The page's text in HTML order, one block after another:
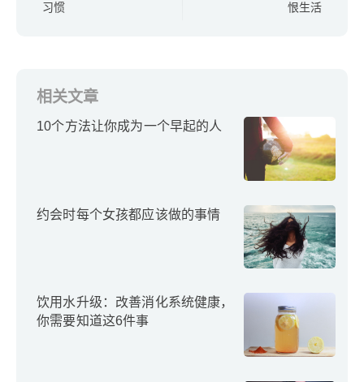
习惯
恨生活
相关文章
10个方法让你成为一个早起的人
约会时每个女孩都应该做的事情
饮用水升级：改善消化系统健康，
你需要知道这6件事